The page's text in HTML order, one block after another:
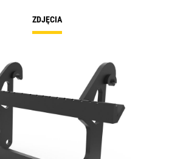
ZDJĘCIA